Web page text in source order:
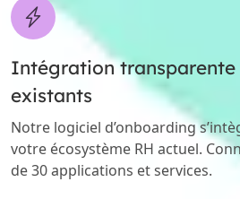
Intégration transparente
existants
Notre logiciel d’onboarding
votre écosystème RH actuel.
de 30 applications et services.